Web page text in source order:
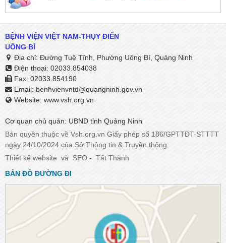
BỆNH VIỆN VIỆT NAM-THỤY ĐIỂN
UÔNG BÍ
Địa chỉ: Đường Tuệ Tĩnh, Phường Uông Bí, Quảng Ninh
Điện thoại: 02033.854038
Fax: 02033.854190
Email: benhvienvntd@quangninh.gov.vn​​​​​​​
Website: www.vsh.org.vn
Cơ quan chủ quản: UBND tỉnh Quảng Ninh
Bản quyền thuộc về Vsh.org.vn Giấy phép số 186/GPTTĐT-STTTT
ngày 24/10/2024 của Sở Thông tin & Truyền thông
Thiết kế website và SEO - Tất Thành
BẢN ĐỒ ĐƯỜNG ĐI